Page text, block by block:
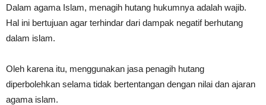
Dalam agama Islam, menagih hutang hukumnya adalah wajib.
Hal ini bertujuan agar terhindar dari dampak negatif berhutang
dalam islam.
Oleh karena itu, menggunakan jasa penagih hutang
diperbolehkan selama tidak bertentangan dengan nilai dan ajaran
agama islam.